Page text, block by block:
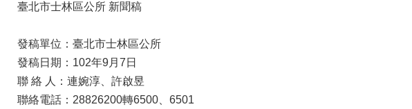
臺北市士林區公所 新聞稿
發稿單位：臺北市士林區公所
發稿日期：102年9月7日
聯 絡 人：連婉淳、許啟昱
聯絡電話：28826200轉6500、6501